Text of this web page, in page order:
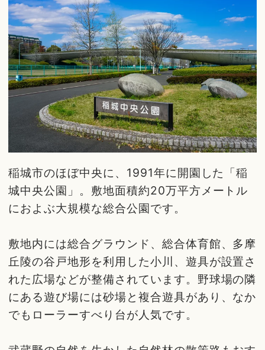
稲城市のほぼ中央に、1991年に開園した「稲
城中央公園」。敷地面積約20万平方メートル
におよぶ大規模な総合公園です。
敷地内には総合グラウンド、総合体育館、多摩
丘陵の谷戸地形を利用した小川、遊具が設置さ
れた広場などが整備されています。野球場の隣
にある遊び場には砂場と複合遊具があり、なか
でもローラーすべり台が人気です。